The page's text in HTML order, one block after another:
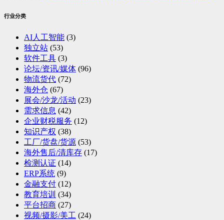
行业分类
AI人工智能 (3)
独立站 (53)
软件工具 (3)
论坛/资讯/媒体 (96)
物流货代 (72)
海外仓 (67)
展会/沙龙/活动 (23)
需求信息 (42)
企业财税服务 (12)
知识产权 (38)
工厂/货盘/货源 (53)
海外售后/清库存 (17)
检测认证 (14)
ERP系统 (9)
金融支付 (12)
教育培训 (34)
平台招商 (27)
视频/摄影/美工 (24)